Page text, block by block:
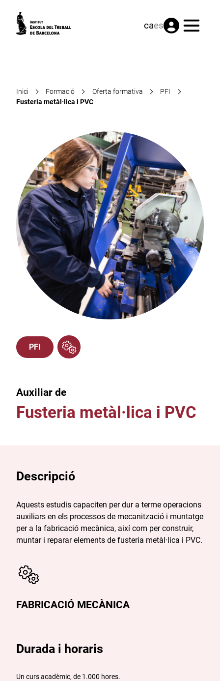
caes Menú
Inici Formació Oferta formativa
PFI
Fusteria metàl·lica i PVC
PFI
Auxiliar de
Fusteria metàl·lica i PVC
Descripció
Aquests estudis capaciten per dur a terme operacions
auxiliars en els processos de mecanització i muntatge
per a la fabricació mecànica, així com per construir,
muntar i reparar elements de fusteria metàl·lica i PVC.
FABRICACIÓ MECÀNICA
Durada i horaris
Un curs acadèmic, de 1.000 hores.